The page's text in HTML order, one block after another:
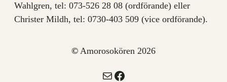
Wahlgren, tel: 073-526 28 08 (ordförande) eller
Christer Mildh, tel: 0730-403 509 (vice ordförande).
© Amorosokören 2026
E-postFacebook